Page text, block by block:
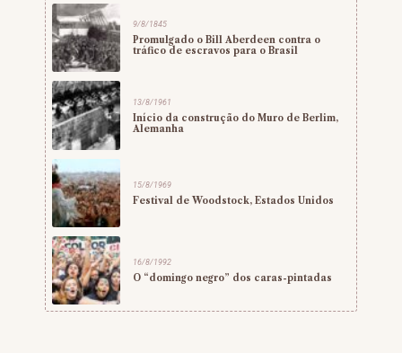
9/8/1845
Promulgado o Bill Aberdeen contra o
tráfico de escravos para o Brasil
13/8/1961
Início da construção do Muro de Berlim,
Alemanha
15/8/1969
Festival de Woodstock, Estados Unidos
16/8/1992
O “domingo negro” dos caras-pintadas